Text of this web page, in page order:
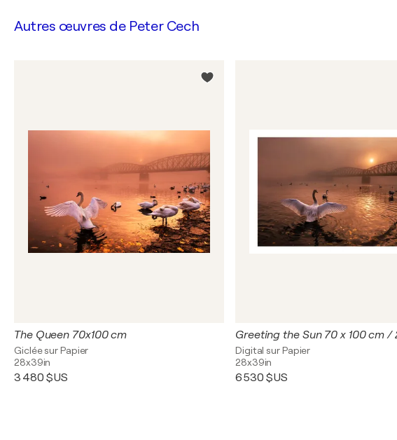
Autres œuvres de Peter Cech
The Queen 70x100 cm
Giclée sur Papier
28x39in
3 480 $US
Digital sur Papier
28x39in
6 530 $US